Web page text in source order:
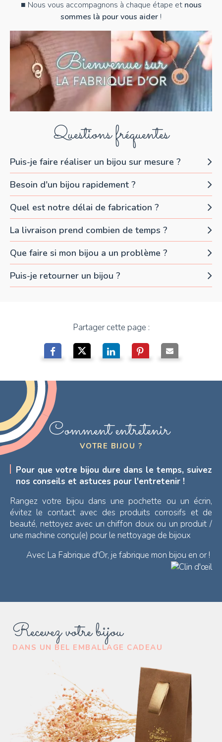
Questions fréquentes
Puis-je faire réaliser un bijou sur mesure ?
Besoin d'un bijou rapidement ?
Quel est notre délai de fabrication ?
La livraison prend combien de temps ?
Que faire si mon bijou a un problème ?
Puis-je retourner un bijou ?
■ Nous vous accompagnons à chaque étape et nous
sommes là pour vous aider !
Partager cette page :
Recevez votre bijou
DANS UN BEL EMBALLAGE CADEAU
Comment entretenir
VOTRE BIJOU ?
Pour que votre bijou dure dans le temps, suivez
nos conseils et astuces pour l'entretenir !
Rangez votre bijou dans une pochette ou un écrin,
évitez le contact avec des produits corrosifs et de
beauté, nettoyez avec un chiffon doux ou un produit /
une machine conçu(e) pour le nettoyage de bijoux
Avec La Fabrique d'Or, je fabrique mon bijou en or !